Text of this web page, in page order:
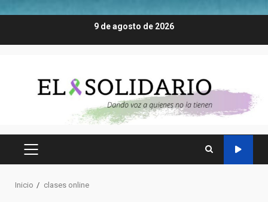
9 de agosto de 2026
MENÚ
Inicio clases online